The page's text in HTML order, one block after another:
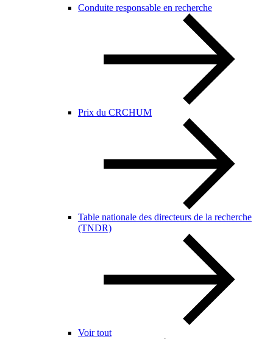
Conduite responsable en recherche
Prix du CRCHUM
Table nationale des directeurs de la recherche
(TNDR)
Voir tout